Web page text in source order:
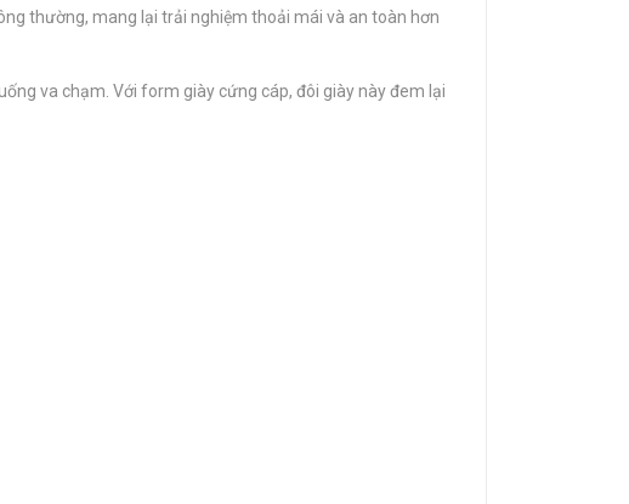
thường, mang lại trải nghiệm thoải mái và an toàn hơn
va chạm. Với form giày cứng cáp, đôi giày này đem lại